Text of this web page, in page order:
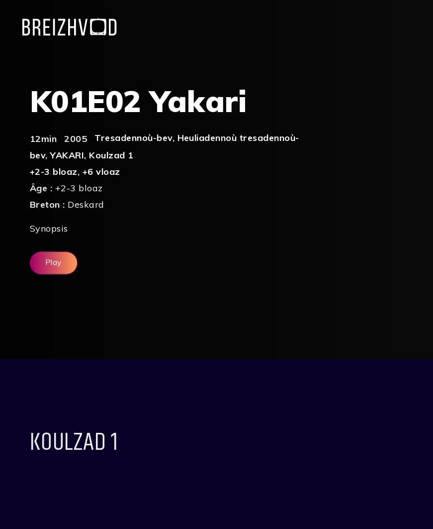
K01E02 Yakari
12min 2005 Tresadennoù-bev, Heuliadennoù tresadennoù-
bev,YAKARI, Koulzad 1
+2-3 bloaz, +6 vloaz
Âge : +2-3 bloaz
Breton : Deskard
Synopsis
Play
KOULZAD 1